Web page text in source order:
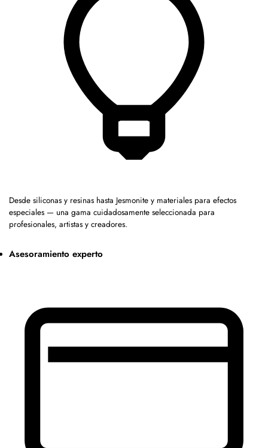
Desde siliconas y resinas hasta Jesmonite y materiales para efectos
especiales — una gama cuidadosamente seleccionada para
profesionales, artistas y creadores.
Asesoramiento experto